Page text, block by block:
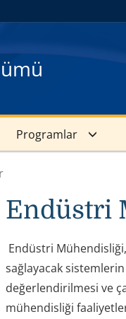
Programlar
Endüstri
Endüstri
sağlayacak
değerlendirilmesi ve
mühendisliği